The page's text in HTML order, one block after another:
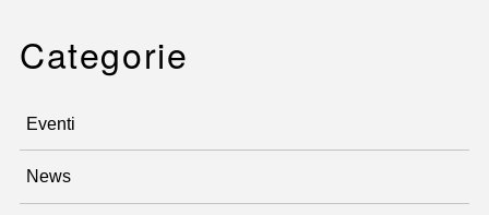
Categorie
Eventi
News